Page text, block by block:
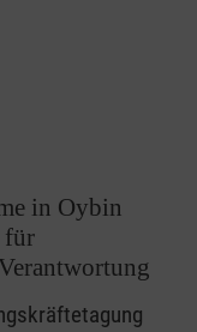
in Oybin
für